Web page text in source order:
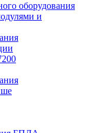
оборудования
и